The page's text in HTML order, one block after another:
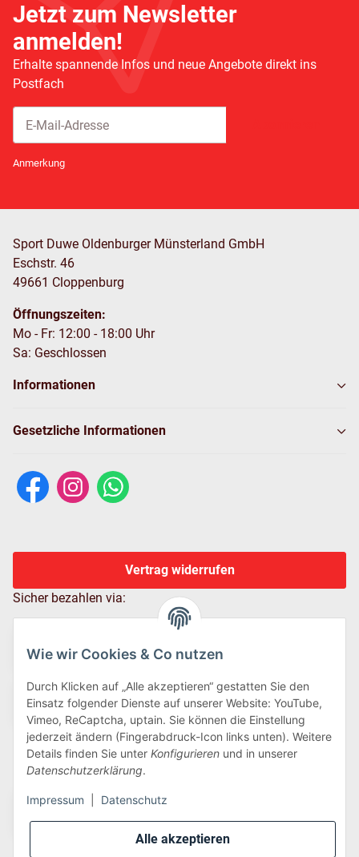
Alle akzeptieren
Wie wir Cookies & Co nutzen
Durch Klicken auf „Alle akzeptieren“ gestatten Sie den
Einsatz folgender Dienste auf unserer Website: YouTube,
Vimeo, ReCaptcha, uptain. Sie können die Einstellung
jederzeit ändern (Fingerabdruck-Icon links unten). Weitere
Details finden Sie unter Konfigurieren und in unserer
Datenschutzerklärung.
Impressum Datenschutz
Jetzt zum Newsletter
anmelden!
Erhalte spannende Infos und neue Angebote direkt ins
Postfach
Anmerkung
Sport Duwe Oldenburger Münsterland GmbH
Eschstr. 46
49661 Cloppenburg
Öffnungszeiten:
Mo - Fr: 12:00 - 18:00 Uhr
Sa: Geschlossen
Informationen
Gesetzliche Informationen
Vertrag widerrufen
Sicher bezahlen via:
Wir versenden via: